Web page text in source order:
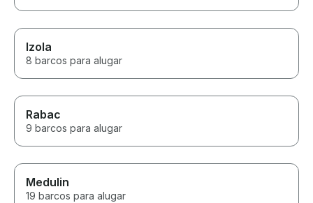
Izola
8 barcos para alugar
Rabac
9 barcos para alugar
Medulin
19 barcos para alugar